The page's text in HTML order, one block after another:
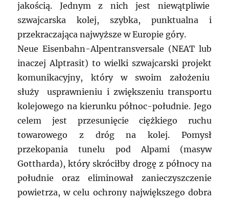
jakością. Jednym z nich jest niewątpliwie
szwajcarska kolej, szybka, punktualna i
przekraczająca najwyższe w Europie góry.
Neue Eisenbahn-Alpentransversale (NEAT lub
inaczej Alptrasit) to wielki szwajcarski projekt
komunikacyjny, który w swoim założeniu
służy usprawnieniu i zwiększeniu transportu
kolejowego na kierunku północ-południe. Jego
celem jest przesunięcie ciężkiego ruchu
towarowego z dróg na kolej. Pomysł
przekopania tunelu pod Alpami (masyw
Gottharda), który skróciłby drogę z północy na
południe oraz eliminował zanieczyszczenie
powietrza, w celu ochrony największego dobra